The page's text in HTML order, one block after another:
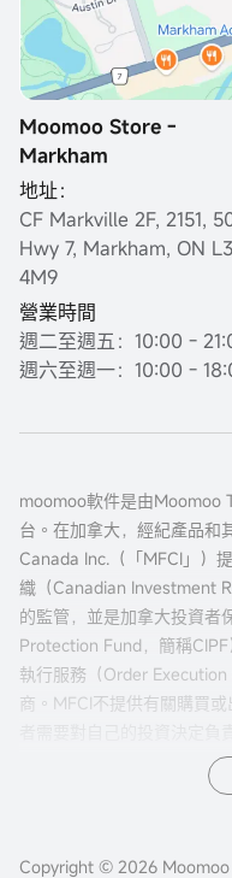
Moomoo Store -
Markham
地址：
CF Markville 2F, 2151,
Hwy 7, Markham, ON
4M9
營業時間
週二至週五：10:00 -
週六至週一：10:00 -
moomoo軟件是由Moomoo
台。在加拿大，經紀產品和
Canada Inc.（「MFCI」）
織（Canadian Investment
的監管，並是加拿大投資者
Protection Fund，簡稱
執行服務（Order
商。MFCI不提供有關購買
所有投資都涉及風險，包括
因素而異。市場波動、交易
Copyright © 2026 Moomoo